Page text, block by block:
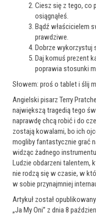
Ciesz się z tego, co
osiągnąłeś.
Bądź właścicielem
prawdziwe.
Dobrze wykorzystuj
Daj komuś prezent
poprawia stosunki
Słowem: proś o tablet i ślij
Angielski pisarz Terry
największą tragedią tego
naprawdę chcą robić i do
zostają kowalami, bo ich
mogliby fantastycznie grać
widząc żadnego
Ludzie obdarzeni talentem,
nie rodzą się w czasie, w
w sobie przynajmniej
Artykuł został
„Ja My Oni” z dnia 8